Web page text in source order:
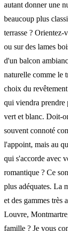
autant donner une
beaucoup plus
terrasse ? Orientez-
ou sur des lames
d'un balcon
naturelle comme le
choix du
qui viendra prendre
vert et blanc. Doit-
souvent connoté
l'appoint, mais au
qui s'accorde avec
romantique ? Ce
plus adéquates. La
et des gammes très
Louvre,
famille ? Je vous